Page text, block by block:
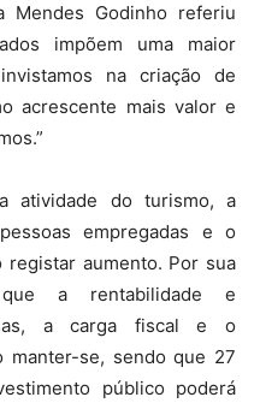
Mendes Godinho referiu
impõem uma maior
na criação de
acrescente mais valor e
atividade do turismo, a
empregadas e o
registar aumento. Por sua
a rentabilidade e
a carga fiscal e o
manter-se, sendo que 27
público poderá